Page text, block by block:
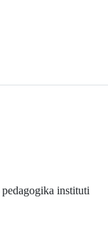
instituti